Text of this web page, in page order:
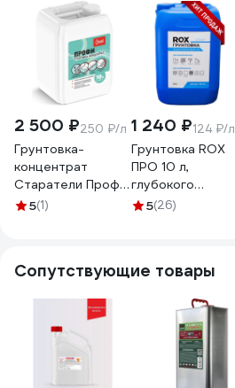
2 500 ₽250 ₽/л
Грунтовка-
концентрат
Старатели Профи
10 кг 3277/3583
5(1)
1 240 ₽124 ₽/л
Грунтовка ROX
ПРО 10 л,
глубокого
проникновения
5(26)
Сопутствующие товары